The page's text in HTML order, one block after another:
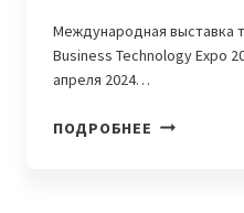
Международная выставка
Business Technology Expo
апреля 2024…
ПОДРОБНЕЕ В